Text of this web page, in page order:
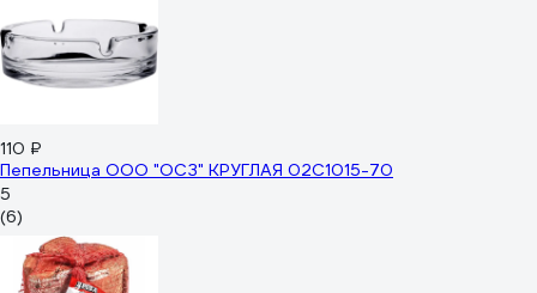
110 ₽
Пепельница ООО "ОСЗ" КРУГЛАЯ 02C1015-70
5
(6)